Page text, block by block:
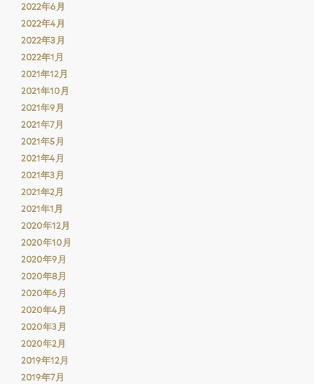
2022年6月
2022年4月
2022年3月
2022年1月
2021年12月
2021年10月
2021年9月
2021年7月
2021年5月
2021年4月
2021年3月
2021年2月
2021年1月
2020年12月
2020年10月
2020年9月
2020年8月
2020年6月
2020年4月
2020年3月
2020年2月
2019年12月
2019年7月